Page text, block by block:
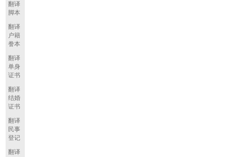
翻译
脚本
翻译
户籍
誊本
翻译
单身
证书
翻译
结婚
证书
翻译
民事
登记
翻译